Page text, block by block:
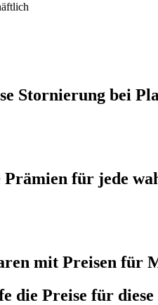
Stornierung bei
Prämien für jede
mit Preisen für
die Preise für diese